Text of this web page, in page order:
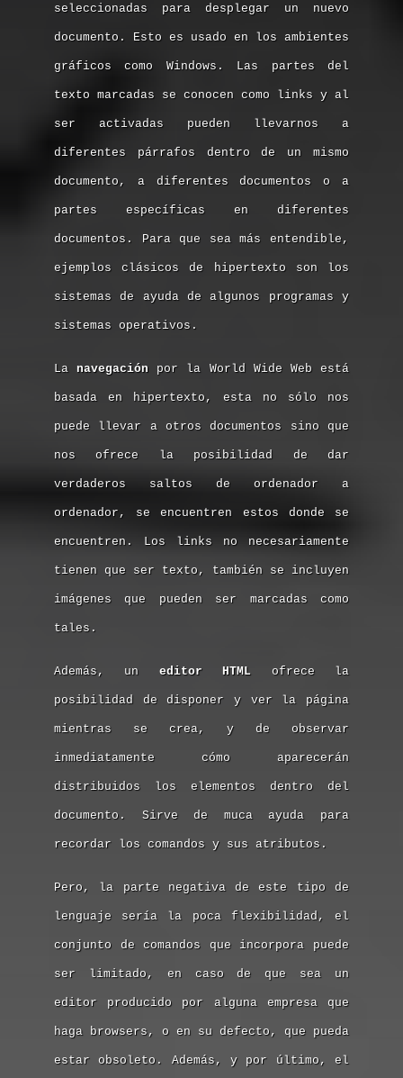
seleccionadas para desplegar un nuevo
documento. Esto es usado en los ambientes
gráficos como Windows. Las partes del
texto marcadas se conocen como links y al
ser activadas pueden llevarnos a
diferentes párrafos dentro de un mismo
documento, a diferentes documentos o a
partes específicas en diferentes
documentos. Para que sea más entendible,
ejemplos clásicos de hipertexto son los
sistemas de ayuda de algunos programas y
sistemas operativos.
La navegación por la World Wide Web está
basada en hipertexto, esta no sólo nos
puede llevar a otros documentos sino que
nos ofrece la posibilidad de dar
verdaderos saltos de ordenador a
ordenador, se encuentren estos donde se
encuentren. Los links no necesariamente
tienen que ser texto, también se incluyen
imágenes que pueden ser marcadas como
tales.
Además, un editor HTML ofrece la
posibilidad de disponer y ver la página
mientras se crea, y de observar
inmediatamente cómo aparecerán
distribuidos los elementos dentro del
documento. Sirve de muca ayuda para
recordar los comandos y sus atributos.
Pero, la parte negativa de este tipo de
lenguaje sería la poca flexibilidad, el
conjunto de comandos que incorpora puede
ser limitado, en caso de que sea un
editor producido por alguna empresa que
haga browsers, o en su defecto, que pueda
estar obsoleto. Además, y por último, el